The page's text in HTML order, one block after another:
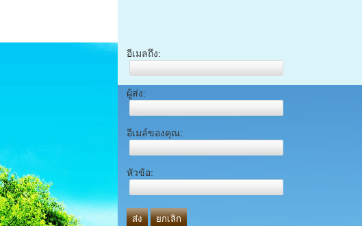
อีเมลถึง:
ผู้ส่ง:
อีเมล์ของคุณ:
หัวข้อ:
ส่ง ยกเลิก